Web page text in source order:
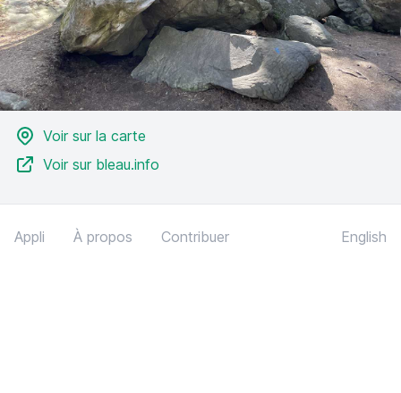
Voir sur la carte
Voir sur bleau.info
Appli À propos Contribuer English